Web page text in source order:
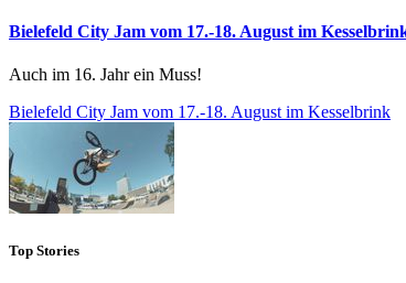
Bielefeld City Jam vom 17.-18. August im
Auch im 16. Jahr ein Muss!
Bielefeld City Jam vom 17.-18. August im Kesselbrink
Top Stories